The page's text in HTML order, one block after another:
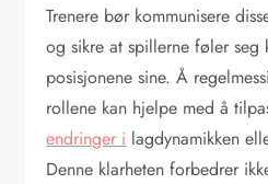
Trenere bør kommunisere
og sikre at spillerne føler seg
posisjonene sine. Å
rollene kan hjelpe med å
endringer i lagdynamikken
Denne klarheten forbedrer